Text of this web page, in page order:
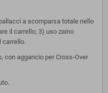
a scomparsa totale nello
il carrello; 3) uso zaino
carrello.
aggancio per Cross-Over